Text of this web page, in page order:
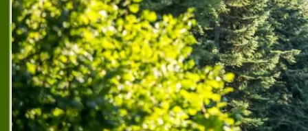
Всички бижута на едно място
МОЛ СОФИЯ
МОЛ СОФИЯ е търговски център,
намиращ се в централната част на
София, на ъгъла на бул. "Александър
Стамболийски" и ул. "Опълченска", район
"Възраждане".Той е вторият модерен
търговски център в Бълга